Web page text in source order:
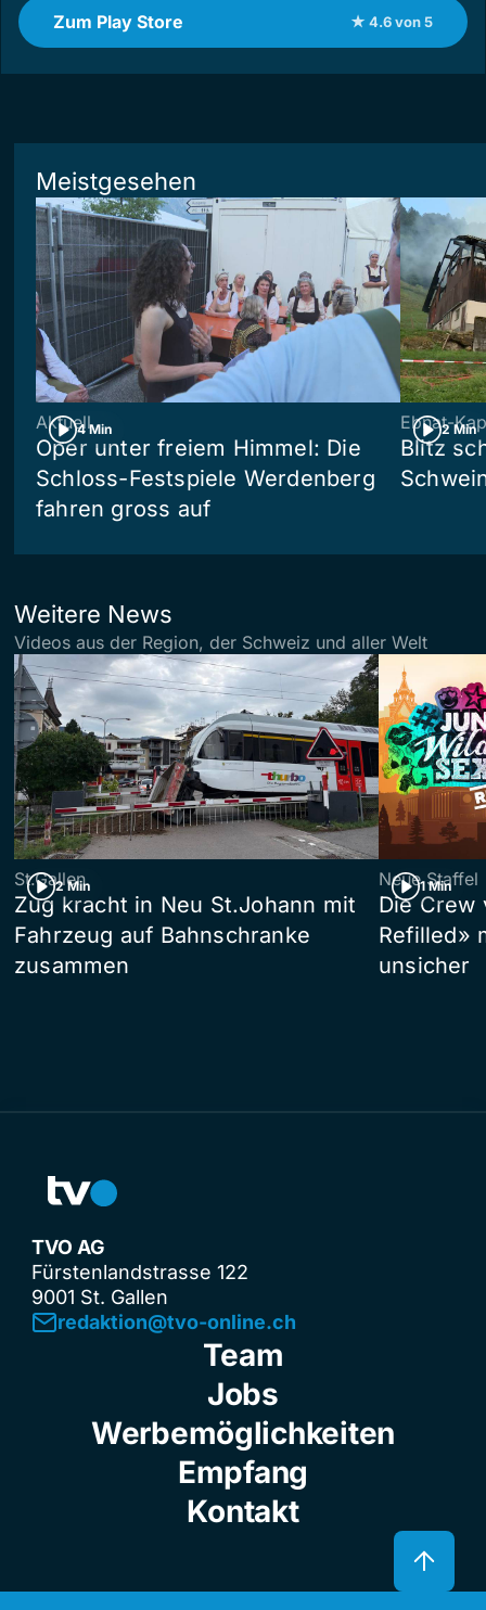
Zum Play Store ★ 4.6 von 5
Meistgesehen
4 Min
Aktuell
Oper unter freiem Himmel: Die
Schloss-Festspiele Werdenberg
fahren gross auf
2 Min
Ebnat-
Blitz
Weitere News
Videos aus der Region, der Schweiz und aller Welt
2 Min
St.Gallen
Zug kracht in Neu St.Johann mit
Fahrzeug auf Bahnschranke
zusammen
1 Min
Neue Staffel
Die Crew
Refilled»
unsicher
TVO AG
Fürstenlandstrasse 122
9001 St. Gallen
redaktion@tvo-online.ch
Team
Jobs
Werbemöglichkeiten
Empfang
Kontakt